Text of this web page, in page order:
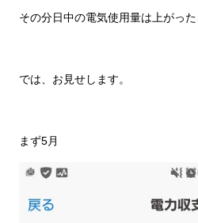
その分日中の電気使用量は上がった
では、お見せします。
まず5月